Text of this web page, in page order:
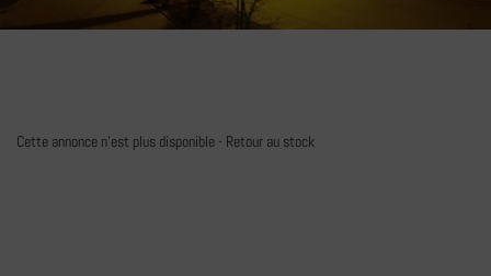
Cette annonce n'est plus disponible - Retour au stock